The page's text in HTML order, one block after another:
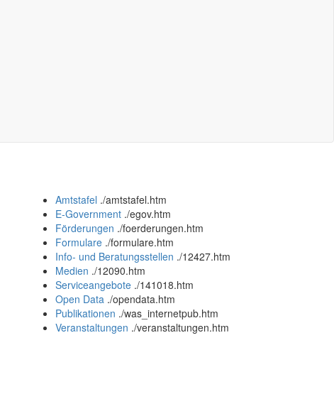
Amtstafel ./amtstafel.htm
E-Government ./egov.htm
Förderungen ./foerderungen.htm
Formulare ./formulare.htm
Info- und Beratungsstellen ./12427.htm
Medien ./12090.htm
Serviceangebote ./141018.htm
Open Data ./opendata.htm
Publikationen ./was_internetpub.htm
Veranstaltungen ./veranstaltungen.htm